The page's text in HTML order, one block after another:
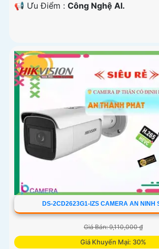
️📢 Ưu Điểm : Công Nghệ AI.
DS-2CD2623G1-IZS CAMERA AN NINH
Giá Bán: 9,110,000 ₫
Giá Khuyến Mại: 30%